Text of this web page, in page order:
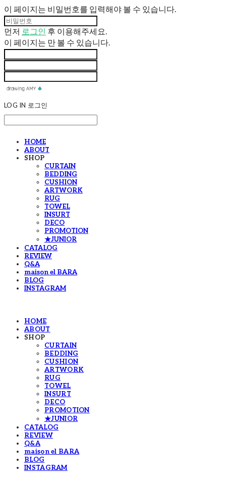
이 페이지는 비밀번호를 입력해야 볼 수 있습니다.
먼저 로그인 후 이용해주세요.
이 페이지는 만 볼 수 있습니다.
LOG IN 로그인
HOME
ABOUT
SHOP
CURTAIN
BEDDING
CUSHION
ARTWORK
RUG
TOWEL
INSURT
DECO
PROMOTION
★JUNIOR
CATALOG
REVIEW
Q&A
maison el BARA
BLOG
INSTAGRAM
HOME
ABOUT
SHOP
CURTAIN
BEDDING
CUSHION
ARTWORK
RUG
TOWEL
INSURT
DECO
PROMOTION
★JUNIOR
CATALOG
REVIEW
Q&A
maison el BARA
BLOG
INSTAGRAM